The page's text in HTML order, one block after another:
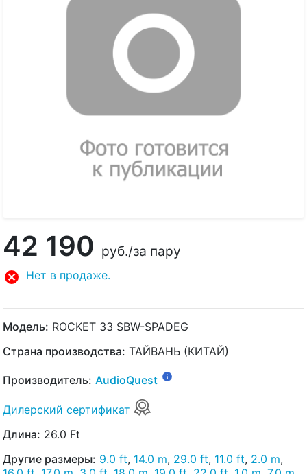
42 190 руб./за пару
Нет в продаже.
Модель: ROCKET 33 SBW-SPADEG
Страна производства: ТАЙВАНЬ (КИТАЙ)
Производитель: AudioQuest
Дилерский сертификат
Длина: 26.0 Ft
Другие размеры: 9.0 ft, 14.0 m, 29.0 ft, 11.0 ft, 2.0 m,